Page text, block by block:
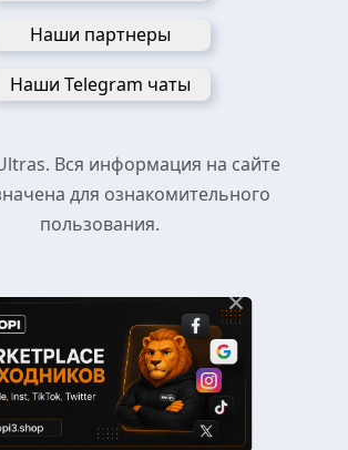
Наши партнеры
Наши Telegram чаты
Вся информация на сайте
для ознакомительного
пользования.
×